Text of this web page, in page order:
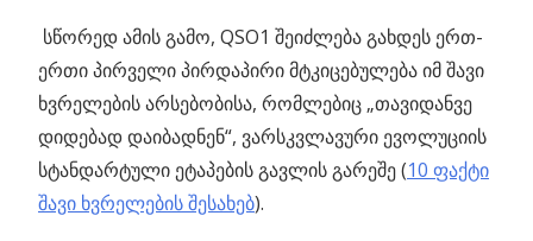
სწორედ ამის გამო, QSO1 შეიძლება გახდეს ერთ-
ერთი პირველი პირდაპირი მტკიცებულება იმ შავი
ხვრელების არსებობისა, რომლებიც „თავიდანვე
დიდებად დაიბადნენ“, ვარსკვლავური ევოლუციის
სტანდარტული ეტაპების გავლის გარეშე (10 ფაქტი
შავი ხვრელების შესახებ).